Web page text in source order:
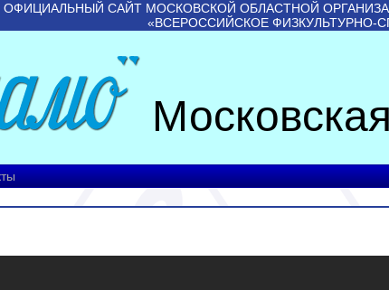
ОФИЦИАЛЬНЫЙ САЙТ МОСКОВСКОЙ ОБЛАСТНОЙ
«ВСЕРОССИЙСКОЕ